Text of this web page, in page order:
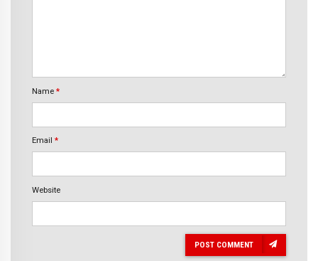
Name *
Email *
Website
POST COMMENT